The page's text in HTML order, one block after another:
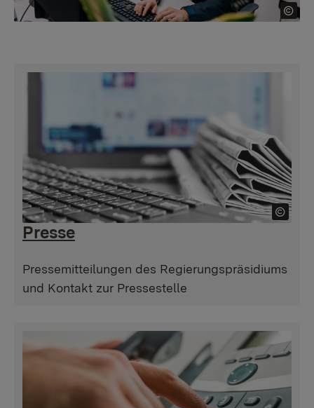
Presse
Pressemitteilungen des Regierungspräsidiums
und Kontakt zur Pressestelle